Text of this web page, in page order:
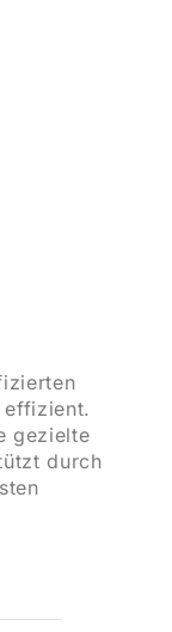
effizient.
gezielte
durch